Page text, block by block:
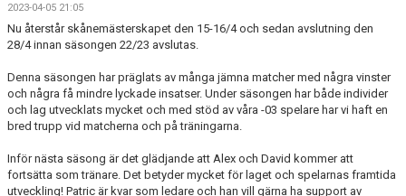
2023-04-05 21:05
Nu återstår skånemästerskapet den 15-16/4 och sedan avslutning den
28/4 innan säsongen 22/23 avslutas.
Denna säsongen har präglats av många jämna matcher med några vinster
och några få mindre lyckade insatser. Under säsongen har både individer
och lag utvecklats mycket och med stöd av våra -03 spelare har vi haft en
bred trupp vid matcherna och på träningarna.
Inför nästa säsong är det glädjande att Alex och David kommer att
fortsätta som tränare. Det betyder mycket för laget och spelarnas framtida
utveckling! Patric är kvar som ledare och han vill gärna ha support av